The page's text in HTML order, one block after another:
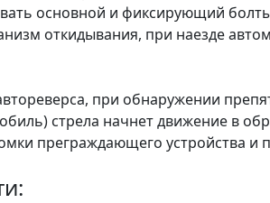
основной и фиксирующий
откидывания, при наезде
при обнаружении
стрела начнет движение в
преграждающего устройства и